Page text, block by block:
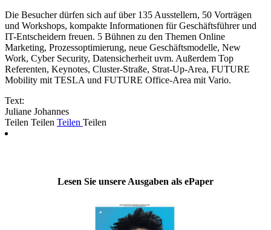
Die Besucher dürfen sich auf über 135 Ausstellern, 50 Vorträgen
und Workshops, kompakte Informationen für Geschäftsführer und
IT-Entscheidern freuen. 5 Bühnen zu den Themen Online
Marketing, Prozessoptimierung, neue Geschäftsmodelle, New
Work, Cyber Security, Datensicherheit uvm. Außerdem Top
Referenten, Keynotes, Cluster-Straße, Strat-Up-Area, FUTURE
Mobility mit TESLA und FUTURE Office-Area mit Vario.
Text:
Juliane Johannes
Teilen Teilen Teilen Teilen
Lesen Sie unsere Ausgaben als ePaper